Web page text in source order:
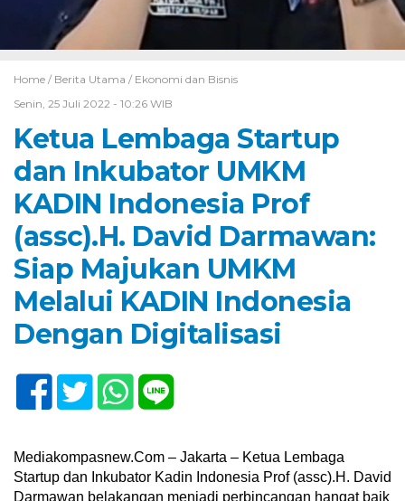
Home / Berita Utama / Ekonomi dan Bisnis
Senin, 25 Juli 2022 - 10:26 WIB
Ketua Lembaga Startup
dan Inkubator UMKM
KADIN Indonesia Prof
(assc).H. David Darmawan:
Siap Majukan UMKM
Melalui KADIN Indonesia
Dengan Digitalisasi
Mediakompasnew.Com – Jakarta – Ketua Lembaga
Startup dan Inkubator Kadin Indonesia Prof (assc).H. David
Darmawan belakangan menjadi perbincangan hangat baik